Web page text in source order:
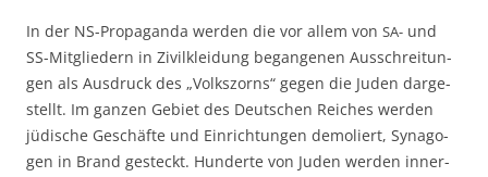
In der NS-Pro­pa­gan­da wer­den die vor allem von SA- und
SS-Mit­glie­dern in Zivil­klei­dung began­ge­nen Aus­schrei­tun­
gen als Aus­druck des „Volks­zorns“ gegen die Juden dar­ge­
stellt. Im gan­zen Gebiet des Deut­schen Rei­ches wer­den
jüdi­sche Geschäf­te und Ein­rich­tun­gen demo­liert, Syn­ago­
gen in Brand gesteckt. Hun­der­te von Juden wer­den inner­